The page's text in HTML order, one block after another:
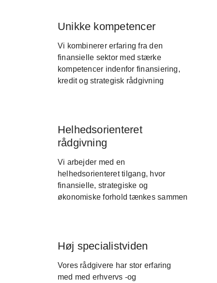
Unikke kompetencer
Vi kombinerer erfaring fra den
finansielle sektor med stærke
kompetencer indenfor finansiering,
kredit og strategisk rådgivning
Helhedsorienteret
rådgivning
Vi arbejder med en
helhedsorienteret tilgang, hvor
finansielle, strategiske og
økonomiske forhold tænkes sammen
Høj specialistviden
Vores rådgivere har stor erfaring
med med erhvervs -og